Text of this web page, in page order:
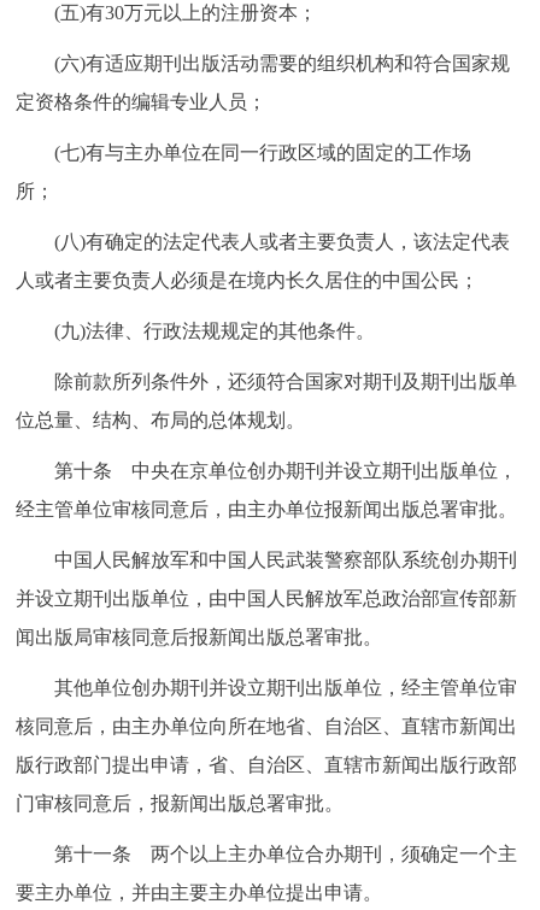
(五)有30万元以上的注册资本；
(六)有适应期刊出版活动需要的组织机构和符合国家规
定资格条件的编辑专业人员；
(七)有与主办单位在同一行政区域的固定的工作场
所；
(八)有确定的法定代表人或者主要负责人，该法定代表
人或者主要负责人必须是在境内长久居住的中国公民；
(九)法律、行政法规规定的其他条件。
除前款所列条件外，还须符合国家对期刊及期刊出版单
位总量、结构、布局的总体规划。
第十条 中央在京单位创办期刊并设立期刊出版单位，
经主管单位审核同意后，由主办单位报新闻出版总署审批。
中国人民解放军和中国人民武装警察部队系统创办期刊
并设立期刊出版单位，由中国人民解放军总政治部宣传部新
闻出版局审核同意后报新闻出版总署审批。
其他单位创办期刊并设立期刊出版单位，经主管单位审
核同意后，由主办单位向所在地省、自治区、直辖市新闻出
版行政部门提出申请，省、自治区、直辖市新闻出版行政部
门审核同意后，报新闻出版总署审批。
第十一条 两个以上主办单位合办期刊，须确定一个主
要主办单位，并由主要主办单位提出申请。